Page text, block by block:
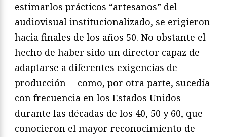
estimarlos prácticos “artesanos” del
audiovisual institucionalizado, se erigieron
hacia finales de los años 50. No obstante el
hecho de haber sido un director capaz de
adaptarse a diferentes exigencias de
producción —como, por otra parte, sucedía
con frecuencia en los Estados Unidos
durante las décadas de los 40, 50 y 60, que
conocieron el mayor reconocimiento de